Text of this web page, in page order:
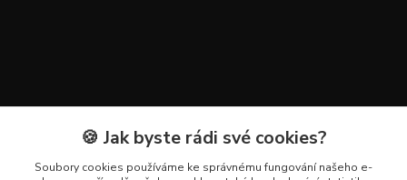
Kontakty🍪 Jak byste rádi své cookies?
Soubory cookies používáme ke správnému fungování našeho e-